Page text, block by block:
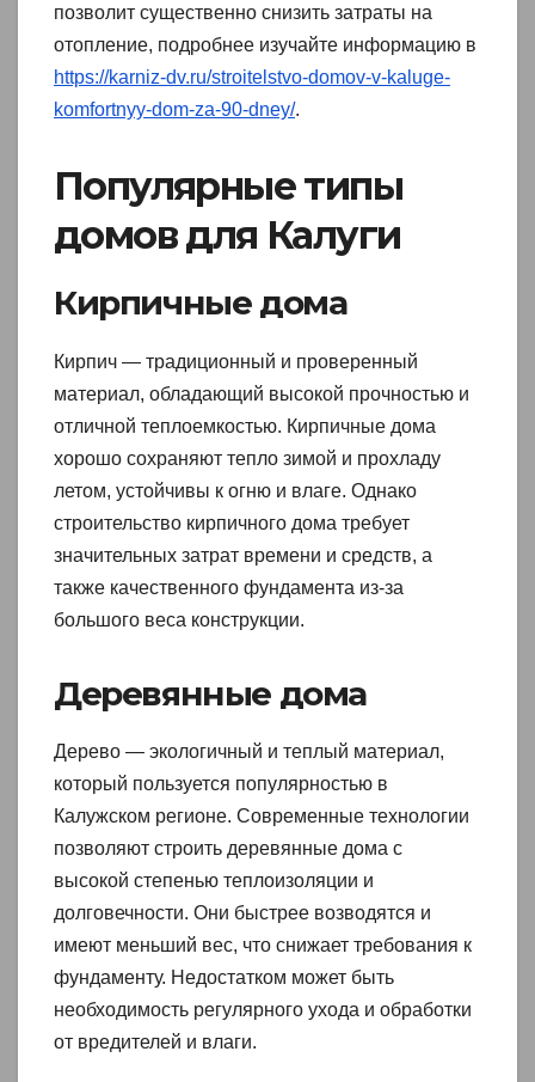
позволит существенно снизить затраты на
отопление, подробнее изучайте информацию в
https://karniz-dv.ru/stroitelstvo-domov-v-kaluge-
komfortnyy-dom-za-90-dney/.
Популярные типы
домов для Калуги
Кирпичные дома
Кирпич — традиционный и проверенный
материал, обладающий высокой прочностью и
отличной теплоемкостью. Кирпичные дома
хорошо сохраняют тепло зимой и прохладу
летом, устойчивы к огню и влаге. Однако
строительство кирпичного дома требует
значительных затрат времени и средств, а
также качественного фундамента из-за
большого веса конструкции.
Деревянные дома
Дерево — экологичный и теплый материал,
который пользуется популярностью в
Калужском регионе. Современные технологии
позволяют строить деревянные дома с
высокой степенью теплоизоляции и
долговечности. Они быстрее возводятся и
имеют меньший вес, что снижает требования к
фундаменту. Недостатком может быть
необходимость регулярного ухода и обработки
от вредителей и влаги.